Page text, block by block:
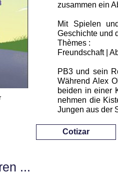
zusammen ein
Mit Spielen
Geschichte und
Thèmes :
Freundschaft |
PB3 und sein
Während Alex
beiden in einer
nehmen die
Jungen aus der
Cotizar
...